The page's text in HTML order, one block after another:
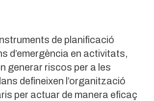
de planificació
d’emergència en activitats,
generar riscos per a les
defineixen l’organització
per actuar de manera eficaç